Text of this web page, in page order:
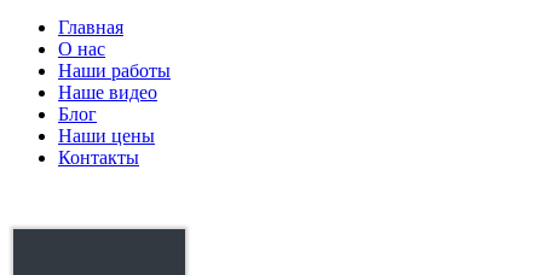
Главная
О нас
Наши работы
Наше видео
Блог
Наши цены
Контакты